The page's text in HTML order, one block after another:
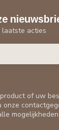
of uw
onze
laatste acties